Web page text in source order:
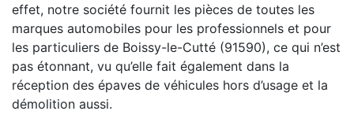
effet, notre société fournit les pièces de toutes les
marques automobiles pour les professionnels et pour
les particuliers de Boissy-le-Cutté (91590), ce qui n’est
pas étonnant, vu qu’elle fait également dans la
réception des épaves de véhicules hors d’usage et la
démolition aussi.